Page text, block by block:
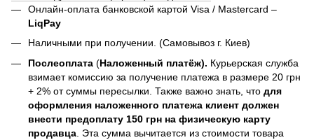
Онлайн-оплата банковской картой Visa / Mastercard –
LiqPay
Наличными при получении. (Самовывоз г. Киев)
Послеоплата (Наложенный платёж). Курьерская служба
взимает комиссию за получение платежа в размере 20 грн
+ 2% от суммы пересылки. Также важно знать, что для
оформления наложенного платежа клиент должен
внести предоплату 150 грн на физическую карту
продавца . Эта сумма вычитается из стоимости товара